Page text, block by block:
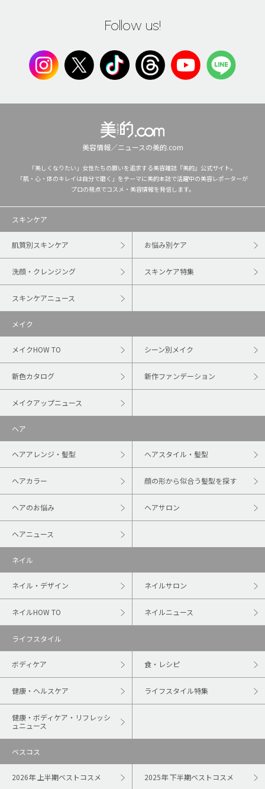
Follow us!
美容情報／ニュースの美的.com
「美しくなりたい」女性たちの願いを追求する美容雑誌『美的』公式サイト。
「肌・心・体のキレイは自分で磨く」をテーマに美的本誌で活躍中の美容レポーターが
プロの視点でコスメ・美容情報を発信します。
スキンケア
肌質別スキンケア お悩み別ケア
洗顔・クレンジング スキンケア特集
スキンケアニュース
メイク
メイクHOW TO シーン別メイク
新色カタログ 新作ファンデーション
メイクアップニュース
ヘア
ヘアアレンジ・髪型 ヘアスタイル・髪型
ヘアカラー 顔の形から似合う髪型を探す
ヘアのお悩み ヘアサロン
ヘアニュース
ネイル
ネイル・デザイン ネイルサロン
ネイルHOW TO ネイルニュース
ライフスタイル
ボディケア 食・レシピ
健康・ヘルスケア ライフスタイル特集
健康・ボディケア・リフレッシ
ュニュース
ベスコス
2026年 上半期ベストコスメ 2025年 下半期ベストコスメ